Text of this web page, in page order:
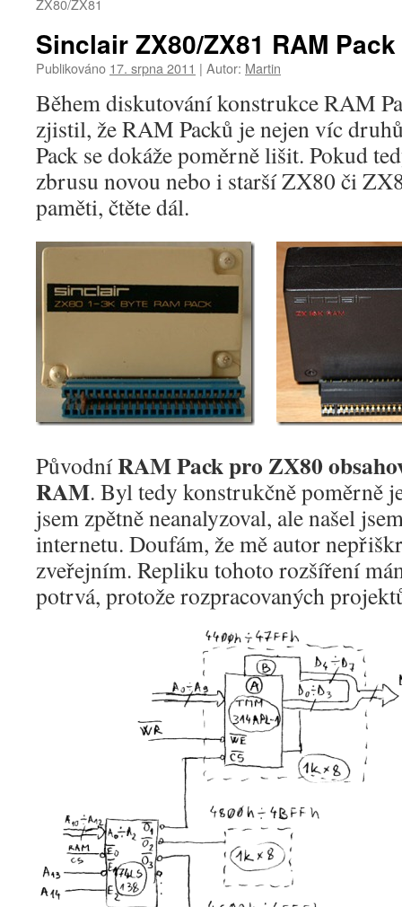
ZX80/ZX81
Sinclair ZX80/ZX81 RAM Pack
Publikováno 17. srpna 2011 | Autor: Martin
Během diskutování konstrukce RAM
zjistil, že RAM Packů je nejen víc
Pack se dokáže poměrně lišit. Pokud
zbrusu novou nebo i starší ZX80 či
paměti, čtěte dál.
PůvodníRAM Pack pro ZX80
RAM. Byl tedy konstrukčně poměrně
jsem zpětně neanalyzoval, ale našel
internetu. Doufám, že mě autor
zveřejním. Repliku tohoto rozšíření
potrvá, protože rozpracovaných